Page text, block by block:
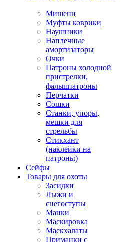
Мишени
Муфты коврики
Наушники
Наплечные
амортизаторы
Очки
Патроны холодной
пристрелки,
фальшпатроны
Перчатки
Сошки
Станки, упоры,
мешки для
стрельбы
Стикхант
(наклейки на
патроны)
Сейфы
Товары для охоты
Засидки
Лыжи и
снегоступы
Манки
Маскировка
Маскхалаты
Приманки с